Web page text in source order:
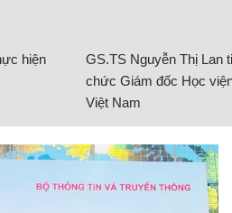
hiện
GS.TS Nguyễn Thị Lan
chức Giám đốc Học
Việt Nam